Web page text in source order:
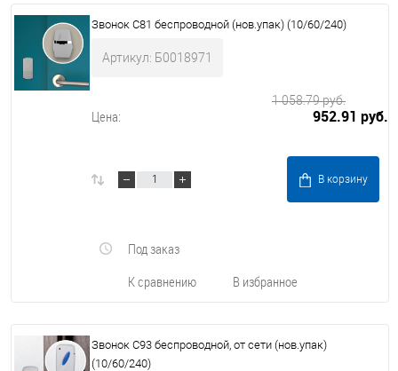
Звонок C81 беспроводной (нов.упак) (10/60/240)
Артикул: Б0018971
Цена: 952.91 руб.
1 058.79 руб.
В корзину
К сравнению В избранное
Под заказ
Звонок C93 беспроводной, от сети (нов.упак)
(10/60/240)